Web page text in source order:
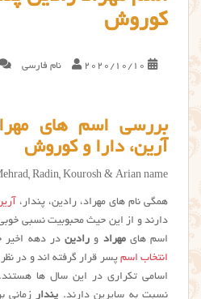
کوروش
2020/10/10 نام فارسی
بررسی اسم های
آرین، دارا و کوروش
Radin, Kourosh & Arian name
همگی نام های مهراد، رادین، پندار،
دارند و از این حیث محبوبیت نسبی
اسم هایمهراد و رادین در دهه اخیر
انتخاب اسم پسر قرار گرفته اند و در
اسامی تکراری در این سال ها هستند.
نسبت به سایرین دارند. پندارزمانی